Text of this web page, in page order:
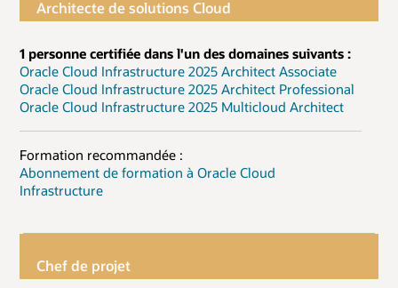
Architecte de solutions Cloud
1 personne certifiée dans l'un des domaines suivants :
Oracle Cloud Infrastructure 2025 Architect Associate
Oracle Cloud Infrastructure 2025 Architect Professional
Oracle Cloud Infrastructure 2025 Multicloud Architect
Formation recommandée :
Abonnement de formation à Oracle Cloud
Infrastructure
Chef de projet